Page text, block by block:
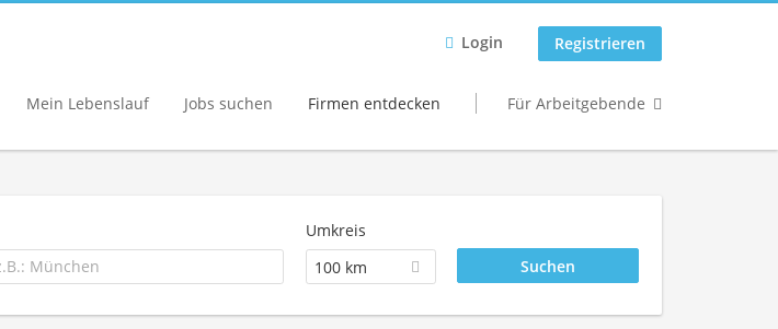
Login Registrieren
Mein Lebenslauf Jobs suchen Firmen entdecken Für Arbeitgebende
Umkreis
100 km